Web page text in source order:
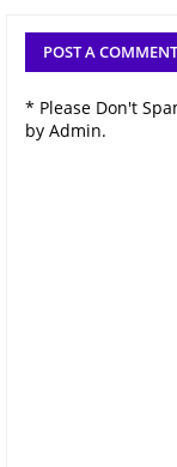
POST A COMMENT
* Please Don't
by Admin.